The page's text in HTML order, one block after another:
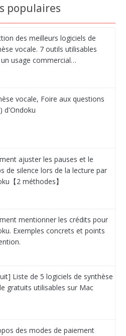
populaires
des meilleurs logiciels de
vocale. 7 outils utilisables
usage commercial…
vocale, Foire aux questions
d'Ondoku
ajuster les pauses et le
de silence lors de la lecture par
【2 méthodes】
mentionner les crédits pour
Exemples concrets et points
Liste de 5 logiciels de synthèse
gratuits utilisables sur Mac
des modes de paiement